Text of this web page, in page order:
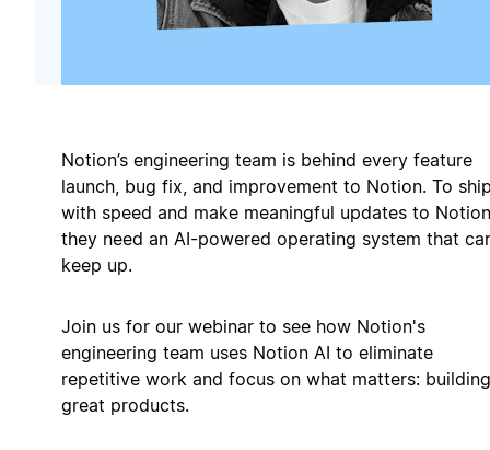
Notion’s engineering team is behind every feature
launch, bug fix, and improvement to Notion. To
with speed and make meaningful updates to
they need an AI-powered operating system that
keep up.
Join us for our webinar to see how Notion's
engineering team uses Notion AI to eliminate
repetitive work and focus on what matters: building
great products.